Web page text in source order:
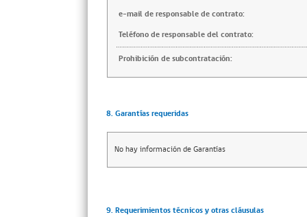
e-mail de responsable de contrato:
Teléfono de responsable del contrato:
Prohibición de subcontratación:
8. Garantías requeridas
No hay información de Garantías
9. Requerimientos técnicos y otras cláusulas